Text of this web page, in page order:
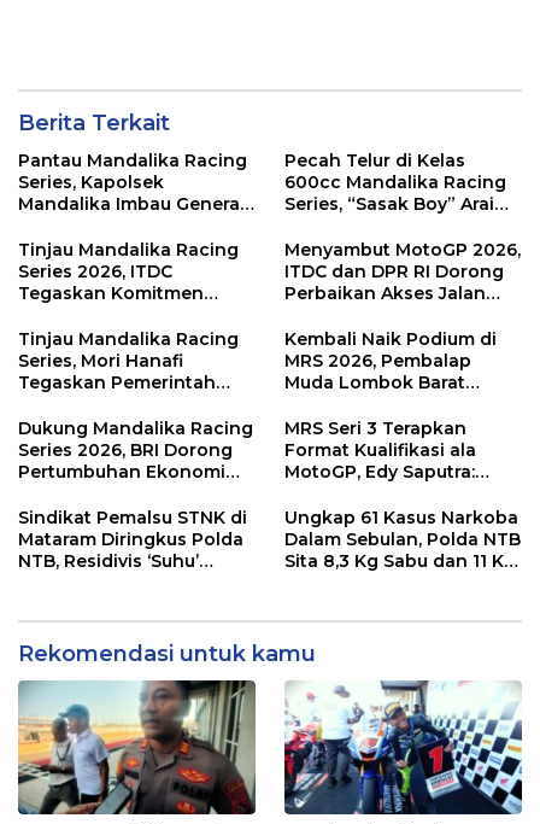
Berita Terkait
Pantau Mandalika Racing
Series, Kapolsek
Mandalika Imbau Generasi
Sirkuit, Bukan Jalan Raya
Pecah Telur di Kelas
600cc Mandalika Racing
Series, “Sasak Boy” Arai
Kemenangan
Tinjau Mandalika Racing
Series 2026, ITDC
Tegaskan Komitmen
Dampak Ekonomi
Kawasan
Menyambut MotoGP 2026,
ITDC dan DPR RI Dorong
Perbaikan Akses Jalan
di KEK Mandalika
Tinjau Mandalika Racing
Series, Mori Hanafi
Tegaskan Pemerintah
NTB
Kembali Naik Podium di
MRS 2026, Pembalap
Muda Lombok Barat
Menuju Tingkat Asia
Dukung Mandalika Racing
Series 2026, BRI Dorong
Pertumbuhan Ekonomi
MRS Seri 3 Terapkan
Format Kualifikasi ala
MotoGP, Edy Saputra:
dan Efektif
Sindikat Pemalsu STNK di
Mataram Diringkus Polda
NTB, Residivis ‘Suhu’
Ungkap 61 Kasus Narkoba
Dalam Sebulan, Polda NTB
Sita 8,3 Kg Sabu dan 11 Kg
Rekomendasi untuk kamu